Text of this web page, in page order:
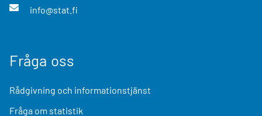
info@stat.fi
Fråga oss
Rådgivning och informationstjänst
Fråga om statistik